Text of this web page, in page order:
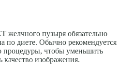
пузыря обязательно
по диете. Обычно рекомендуется
процедуры, чтобы уменьшить
изображения.